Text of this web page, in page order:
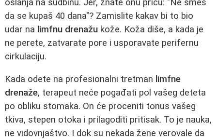
oslanja na sudbinu. Jer, znate onu priču: "Ne smeš
da se kupaš 40 dana"? Zamislite kakav bi to bio
udar na limfnu drenažu kože. Koža diše, a kada je
ne perete, zatvarate pore i usporavate perifernu
cirkulaciju.
Kada odete na profesionalni tretman limfne
drenaže, terapeut neće pogađati pol vašeg deteta
po obliku stomaka. On će proceniti tonus vašeg
tkiva, stepen otoka i prilagoditi pritisak. To je nauka,
ne vidovnjaštvo. I dok su nekada žene verovale da